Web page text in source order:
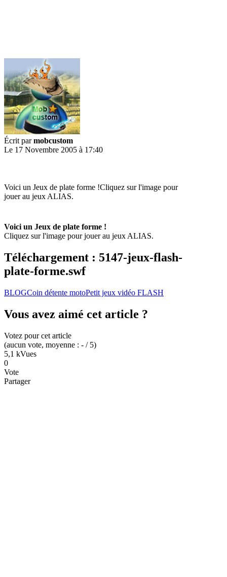
Écrit parmobcustom
Le 17 Novembre 2005 à 17:40
Voici un Jeux de plate forme !Cliquez sur l'image pour
jouer au jeux ALIAS.
Voici un Jeux de plate forme !
Cliquez sur l'image pour jouer au jeux ALIAS.
Téléchargement : 5147-jeux-flash-
plate-forme.swf
BLOGCoin détente motoPetit jeux vidéo FLASH
Vous avez aimé cet article ?
Votez pour cet article
(aucun vote, moyenne : - / 5)
5,1 kVues
0
Vote
Partager